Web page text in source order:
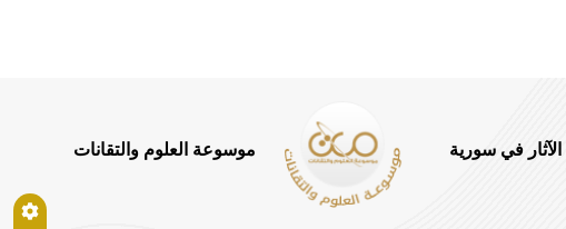
في سورية موسوعة العلوم والتقانات